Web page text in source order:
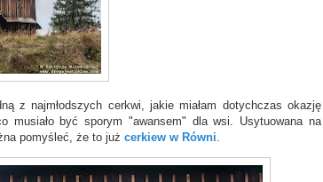
z najmłodszych cerkwi, jakie miałam dotychczas okazję
musiało być sporym "awansem" dla wsi. Usytuowana na
pomyśleć, że to już cerkiew w Równi.